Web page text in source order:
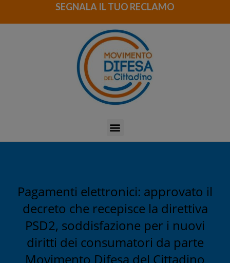
SEGNALA IL TUO RECLAMO
Pagamenti elettronici: approvato il
decreto che recepisce la direttiva
PSD2, soddisfazione per i nuovi
diritti dei consumatori da parte
Movimento Difesa del Cittadino